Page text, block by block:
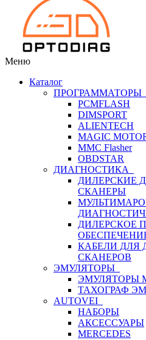
Меню
Каталог
ПРОГРАММАТОРЫ
PCMFLASH
DIMSPORT
ALIENTECH
MAGIC
MMC Flasher
OBDSTAR
ДИАГНОСТИКА
ДИЛЕРСКИЕ
СКАНЕРЫ
ДИЛЕРСКОЕ
КАБЕЛИ ДЛЯ
СКАНЕРОВ
ЭМУЛЯТОРЫ
ЭМУЛЯТОРЫ
ТАХОГРАФ
AUTOVEI
НАБОРЫ
АКСЕССУАРЫ
MERCEDES